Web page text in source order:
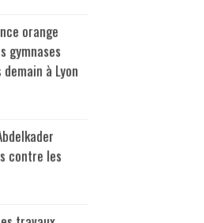
orange
gymnases
à Lyon
contre les